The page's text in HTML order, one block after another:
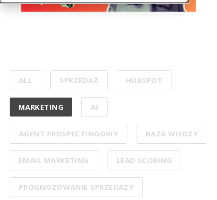
ALL SPRZEDAŻ HUBSPOT
MARKETING AI
AGENT PROSPECTINGOWY BAZA WIEDZY
EMAIL MARKETING LEAD SCORING
PROGNOZOWANIE SPRZEDAŻY